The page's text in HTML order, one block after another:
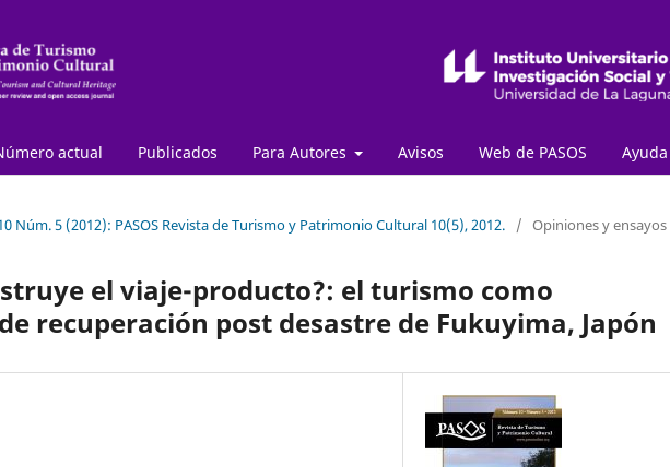
actual Publicados Para Autores Avisos Web de PASOS Ayuda
Núm. 5 (2012): PASOS Revista de Turismo y Patrimonio Cultural 10(5), 2012. / Opiniones y ensayos
el viaje-producto?: el turismo como
recuperación post desastre de Fukuyima, Japón